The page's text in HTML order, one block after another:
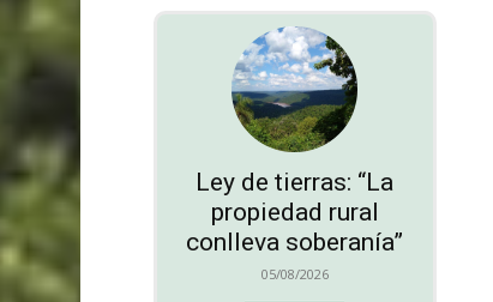
Ley de tierras: “La
propiedad rural
conlleva soberanía”
05/08/2026